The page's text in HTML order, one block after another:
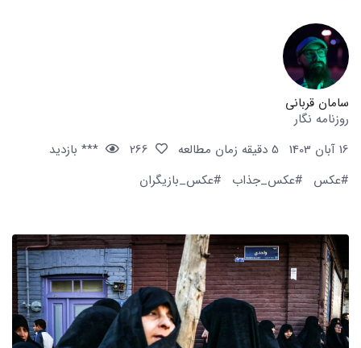
سامان قربانی
روزنامه نگار
16 آبان 1403
5 دقیقه زمان مطالعه
*** بازدید
#عکس
#عکس_جذاب #عکس_بازیگران